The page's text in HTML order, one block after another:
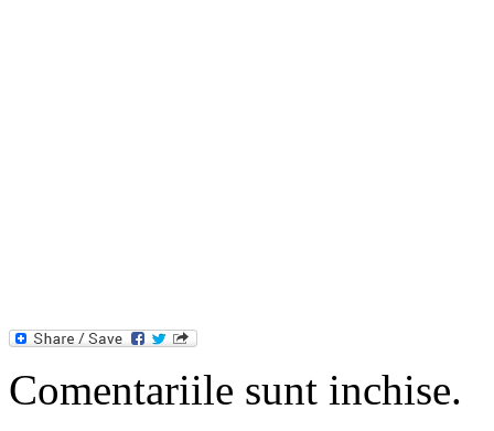
Comentariile sunt inchise.